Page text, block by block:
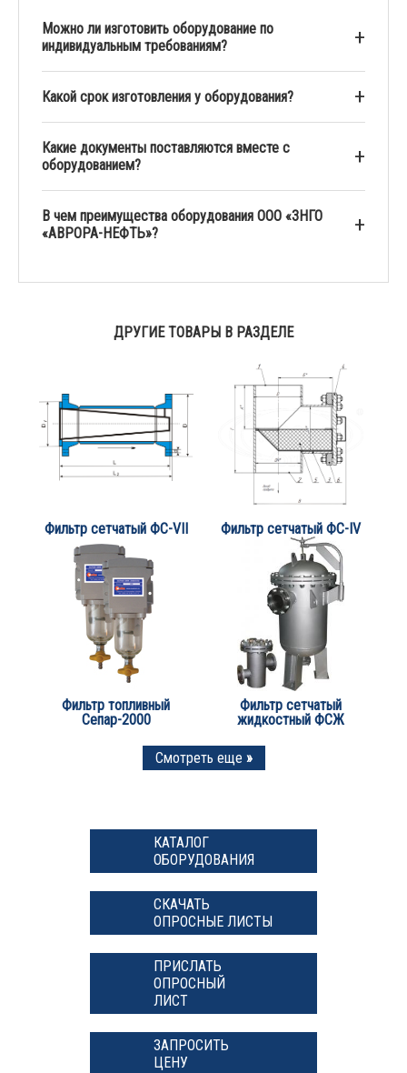
Можно ли изготовить оборудование по
индивидуальным требованиям?
Какой срок изготовления у оборудования?
Какие документы поставляются вместе с
оборудованием?
В чем преимущества оборудования ООО «ЗНГО
«АВРОРА-НЕФТЬ»?
ДРУГИЕ ТОВАРЫ В РАЗДЕЛЕ
Фильтр сетчатый ФС-VII Фильтр сетчатый ФС-IV
Фильтр топливный
Сепар-2000
Фильтр сетчатый
жидкостный ФСЖ
Смотреть еще »
КАТАЛОГ
ОБОРУДОВАНИЯ
СКАЧАТЬ
ОПРОСНЫЕ ЛИСТЫ
ПРИСЛАТЬ
ОПРОСНЫЙ
ЛИСТ
ЗАПРОСИТЬ
ЦЕНУ